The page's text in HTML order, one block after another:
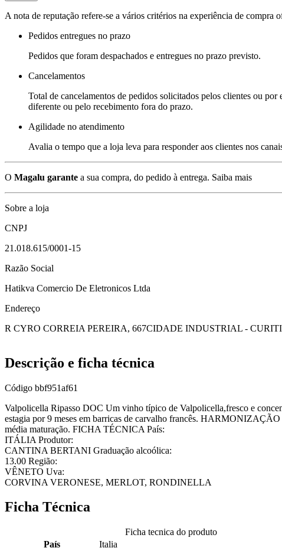
A nota de reputação refere-se a vários critérios na experiência de compra
Pedidos entregues no prazo
Pedidos que foram despachados e entregues no prazo previsto.
Cancelamentos
Total de cancelamentos de pedidos solicitados pelos clientes ou
diferente ou pelo recebimento fora do prazo.
Agilidade no atendimento
Avalia o tempo que a loja leva para responder aos clientes nos
O Magalu garante a sua compra, do pedido à entrega. Saiba mais
Sobre a loja
CNPJ
21.018.615/0001-15
Razão Social
Hatikva Comercio De Eletronicos Ltda
Endereço
R CYRO CORREIA PEREIRA, 667CIDADE INDUSTRIAL -
Descrição e ficha técnica
Código bbf951af61
Valpolicella Ripasso DOC Um vinho típico de Valpolicella,fresco e
estagia por 9 meses em barricas de carvalho francês.
média maturação. FICHA TÉCNICA País:
ITÁLIA Produtor:
CANTINA BERTANI Graduação alcoólica:
13.00 Região:
VÊNETO Uva:
CORVINA VERONESE, MERLOT, RONDINELLA
Ficha Técnica
Ficha tecnica do produto
País
Italia